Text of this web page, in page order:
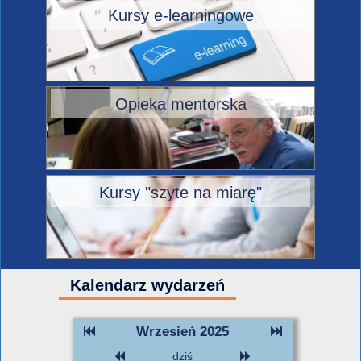
Kursy e-learningowe
Opieka mentorska
Kursy "szyte na miarę"
Kalendarz wydarzeń
Wrzesień 2025
dziś